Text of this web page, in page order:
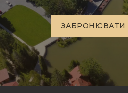
ЗАБРОН ЮВАТИ